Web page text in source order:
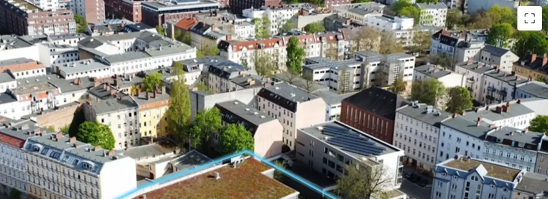
Hochattraktive Baulückemit Nachverdichtungspotential
in Berlin-Spandau mitca. 2.931m² Grundstücksgröße
Exzellente Visibilität und Erreichbarkeit eingebettet im
Wohngebietmit starkemsozioökonomischem